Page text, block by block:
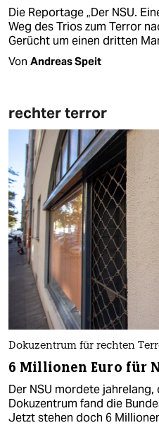
Die Reportage „Der NSU.
Weg des Trios zum Terror
Gerücht um einen dritten
Von Andreas Speit
rechter terror
Dokuzentrum für rechten
6 Millionen Euro für
Der NSU mordete
Dokuzentrum fand die
Jetzt stehen doch 6